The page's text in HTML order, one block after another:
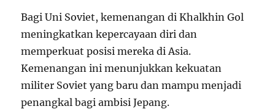
Bagi Uni Soviet, kemenangan di Khalkhin Gol
meningkatkan kepercayaan diri dan
memperkuat posisi mereka di Asia.
Kemenangan ini menunjukkan kekuatan
militer Soviet yang baru dan mampu menjadi
penangkal bagi ambisi Jepang.